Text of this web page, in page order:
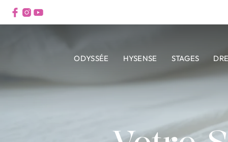
ODYSSÉE HYSENSE STAGES